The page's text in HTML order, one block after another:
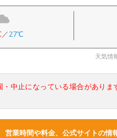
／27℃
天気情
中止になっている場合がありま
営業時間や料金、公式サイトの情